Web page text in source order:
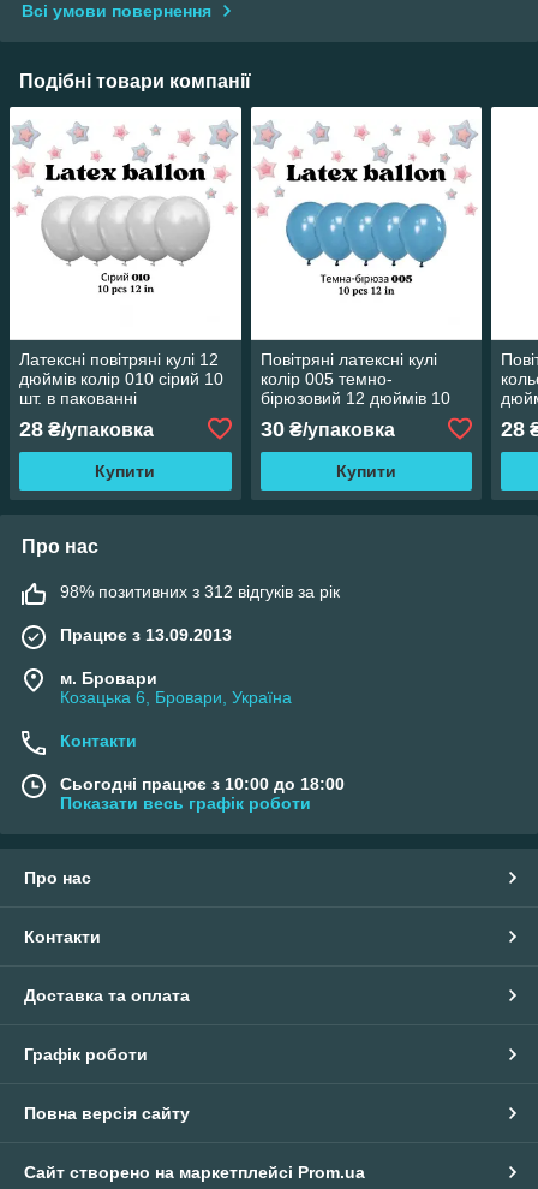
Всі умови повернення
Подібні товари компанії
Латексні повітряні кулі 12
дюймів колір 010 сірий 10
шт. в пакованні
28 ₴/упаковка
Купити
Повітряні латексні кулі
колір 005 темно-
бірюзовий 12 дюймів 10
30₴/упаковка
Купити
28
Про нас
98% позитивних з 312 відгуків за рік
Працює з 13.09.2013
м. Бровари
Козацька 6, Бровари, Україна
Контакти
Сьогодні працює з 10:00 до 18:00
Показати весь графік роботи
Про нас
Контакти
Доставка та оплата
Графік роботи
Повна версія сайту
Сайт створено на маркетплейсі Prom.ua